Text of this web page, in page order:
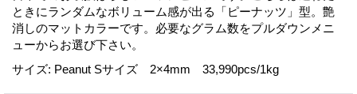
ときにランダムなボリューム感が出る「ピーナッツ」型。艶
消しのマットカラーです。必要なグラム数をプルダウンメニ
ューからお選び下さい。
サイズ: Peanut Sサイズ 2×4mm 33,990pcs/1kg